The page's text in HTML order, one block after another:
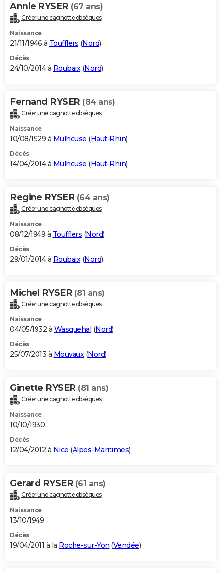
Annie RYSER (67 ans)
Créer une cagnotte obsèques
Naissance
21/11/1946 à Toufflers (Nord)
Décès
24/10/2014 à Roubaix(Nord)
Fernand RYSER (84 ans)
Créer une cagnotte obsèques
Naissance
10/08/1929 à Mulhouse (Haut-Rhin)
Décès
14/04/2014 à Mulhouse (Haut-Rhin)
Regine RYSER (64 ans)
Créer une cagnotte obsèques
Naissance
08/12/1949 à Toufflers (Nord)
Décès
29/01/2014 à Roubaix (Nord)
Michel RYSER (81 ans)
Créer une cagnotte obsèques
Naissance
04/05/1932 à Wasquehal (Nord)
Décès
25/07/2013 à Mouvaux(Nord)
Ginette RYSER (81 ans)
Créer une cagnotte obsèques
Naissance
10/10/1930
Décès
12/04/2012 à Nice (Alpes-Maritimes)
Gerard RYSER (61 ans)
Créer une cagnotte obsèques
Naissance
13/10/1949
Décès
19/04/2011 à la Roche-sur-Yon (Vendée)